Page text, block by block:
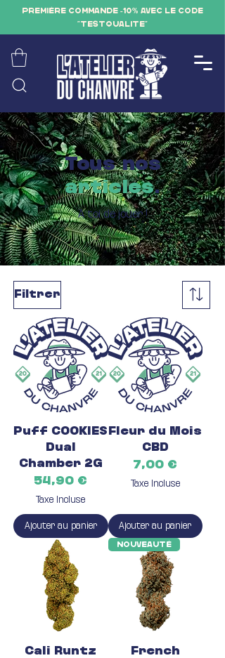
PREMIÈRE COMMANDE -10% AVEC LE CODE
"TESTQUALITE"
Tous nos
articles.
A toi de jouer !
Filtrer
Puff COOKIES
Dual
Chamber 2G
Prix
54,90 €
Taxe Incluse
Ajouter au panier
Fleur du Mois
CBD
Prix
7,00 €
Taxe Incluse
Ajouter au panier
Cali Runtz
Nouveauté
French